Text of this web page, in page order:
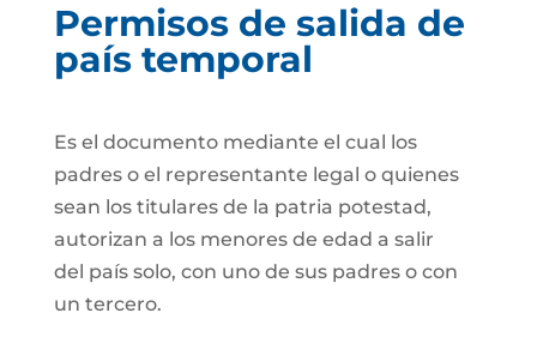
Permisos de salida de
país temporal
Es el documento mediante el cual los
padres o el representante legal o quienes
sean los titulares de la patria potestad,
autorizan a los menores de edad a salir
del país solo, con uno de sus padres o con
un tercero.